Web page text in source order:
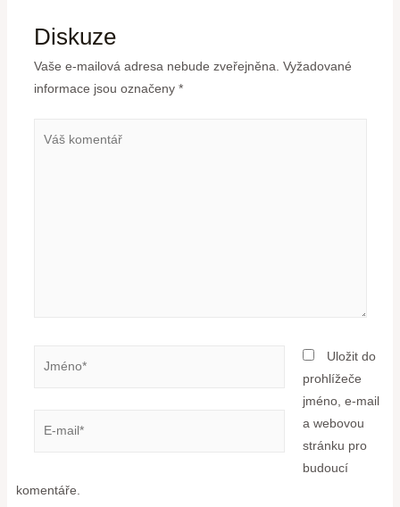
Diskuze
Vaše e-mailová adresa nebude zveřejněna. Vyžadované
informace jsou označeny *
Uložit do
prohlížeče
jméno, e-mail
a webovou
stránku pro
budoucí
komentáře.